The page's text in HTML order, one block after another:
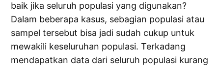
baik jika seluruh populasi yang digunakan?
Dalam beberapa kasus, sebagian populasi atau
sampel tersebut bisa jadi sudah cukup untuk
mewakili keseluruhan populasi. Terkadang
mendapatkan data dari seluruh populasi kurang